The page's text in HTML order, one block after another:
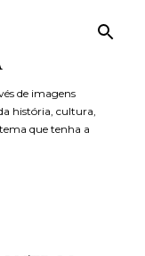
de imagens
história, cultura,
que tenha a